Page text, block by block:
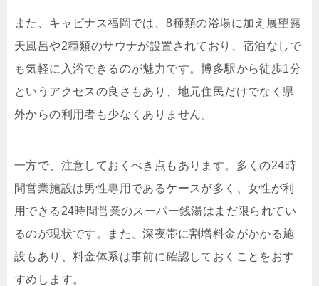
また、キャビナス福岡では、8種類の浴場に加え展望露
天風呂や2種類のサウナが設置されており、宿泊なしで
も気軽に入浴できるのが魅力です。博多駅から徒歩1分
というアクセスの良さもあり、地元住民だけでなく県
外からの利用者も少なくありません。
一方で、注意しておくべき点もあります。多くの24時
間営業施設は男性専用であるケースが多く、女性が利
用できる24時間営業のスーパー銭湯はまだ限られてい
るのが現状です。また、深夜帯に割増料金がかかる施
設もあり、料金体系は事前に確認しておくことをおす
すめします。